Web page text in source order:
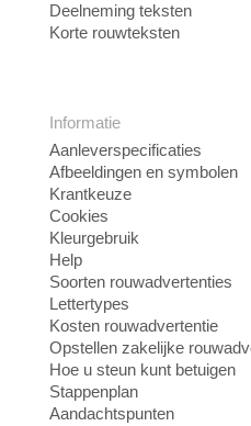
Deelneming teksten
Korte rouwteksten
Informatie
Aanleverspecificaties
Afbeeldingen en symbolen
Krantkeuze
Cookies
Kleurgebruik
Help
Soorten rouwadvertenties
Lettertypes
Kosten rouwadvertentie
Opstellen zakelijke
Hoe u steun kunt betuigen
Stappenplan
Aandachtspunten